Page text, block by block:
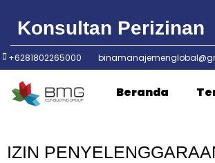
Konsultan Perizinan
+6281802265000
Beranda
IZIN